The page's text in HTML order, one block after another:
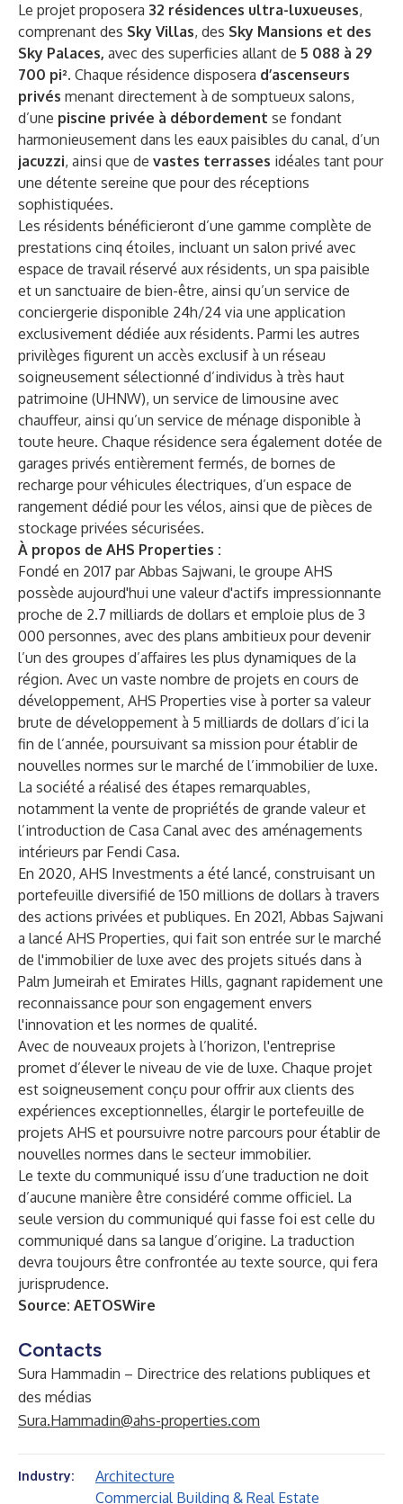
Le projet proposera 32 résidences ultra-luxueuses,
comprenant des Sky Villas, des Sky Mansions et des
Sky Palaces, avec des superficies allant de 5 088 à 29
700 pi². Chaque résidence disposera d’ascenseurs
privés menant directement à de somptueux salons,
d’une piscine privée à débordement se fondant
harmonieusement dans les eaux paisibles du canal, d’un
jacuzzi, ainsi que de vastes terrasses idéales tant pour
une détente sereine que pour des réceptions
sophistiquées.
Les résidents bénéficieront d’une gamme complète de
prestations cinq étoiles, incluant un salon privé avec
espace de travail réservé aux résidents, un spa paisible
et un sanctuaire de bien-être, ainsi qu’un service de
conciergerie disponible 24h/24 via une application
exclusivement dédiée aux résidents. Parmi les autres
privilèges figurent un accès exclusif à un réseau
soigneusement sélectionné d’individus à très haut
patrimoine (UHNW), un service de limousine avec
chauffeur, ainsi qu’un service de ménage disponible à
toute heure. Chaque résidence sera également dotée de
garages privés entièrement fermés, de bornes de
recharge pour véhicules électriques, d’un espace de
rangement dédié pour les vélos, ainsi que de pièces de
stockage privées sécurisées.
À propos de AHS Properties :
Fondé en 2017 par Abbas Sajwani, le groupe AHS
possède aujourd'hui une valeur d'actifs impressionnante
proche de 2.7 milliards de dollars et emploie plus de 3
000 personnes, avec des plans ambitieux pour devenir
l’un des groupes d’affaires les plus dynamiques de la
région. Avec un vaste nombre de projets en cours de
développement, AHS Properties vise à porter sa valeur
brute de développement à 5 milliards de dollars d’ici la
fin de l’année, poursuivant sa mission pour établir de
nouvelles normes sur le marché de l’immobilier de luxe.
La société a réalisé des étapes remarquables,
notamment la vente de propriétés de grande valeur et
l’introduction de Casa Canal avec des aménagements
intérieurs par Fendi Casa.
En 2020, AHS Investments a été lancé, construisant un
portefeuille diversifié de 150 millions de dollars à travers
des actions privées et publiques. En 2021, Abbas Sajwani
a lancé AHS Properties, qui fait son entrée sur le marché
de l'immobilier de luxe avec des projets situés dans à
Palm Jumeirah et Emirates Hills, gagnant rapidement une
reconnaissance pour son engagement envers
l'innovation et les normes de qualité.
Avec de nouveaux projets à l’horizon, l'entreprise
promet d’élever le niveau de vie de luxe. Chaque projet
est soigneusement conçu pour offrir aux clients des
expériences exceptionnelles, élargir le portefeuille de
projets AHS et poursuivre notre parcours pour établir de
nouvelles normes dans le secteur immobilier.
Le texte du communiqué issu d’une traduction ne doit
d’aucune manière être considéré comme officiel. La
seule version du communiqué qui fasse foi est celle du
communiqué dans sa langue d’origine. La traduction
devra toujours être confrontée au texte source, qui fera
jurisprudence.
Source: AETOSWire
Contacts
Sura Hammadin – Directrice des relations publiques et
des médias
Sura.Hammadin@ahs-properties.com
Industry:
Architecture
Commercial Building & Real Estate